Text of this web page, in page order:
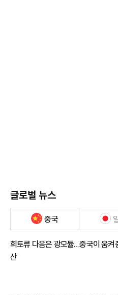
글로벌 뉴스
중국
희토류 다음은 광모듈…중국이 움켜
산